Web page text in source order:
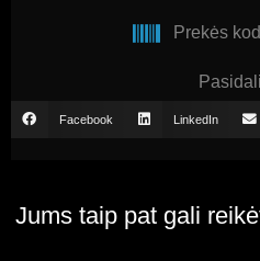
Prekės
Facebook LinkedIn
Jums taip pat gali